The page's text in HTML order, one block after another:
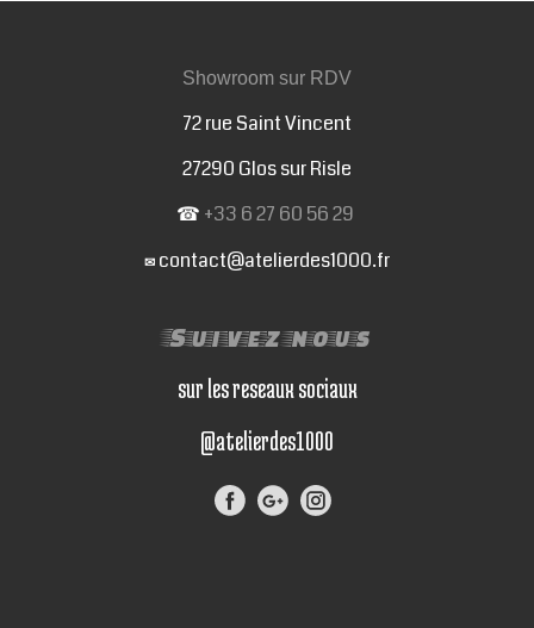
Showroom sur RDV
72 rue Saint Vincent
27290 Glos sur Risle
☎ +33 6 27 60 56 29
✉ contact@atelierdes1000.fr
Suivez nous
sur les reseaux sociaux
@atelierdes1000